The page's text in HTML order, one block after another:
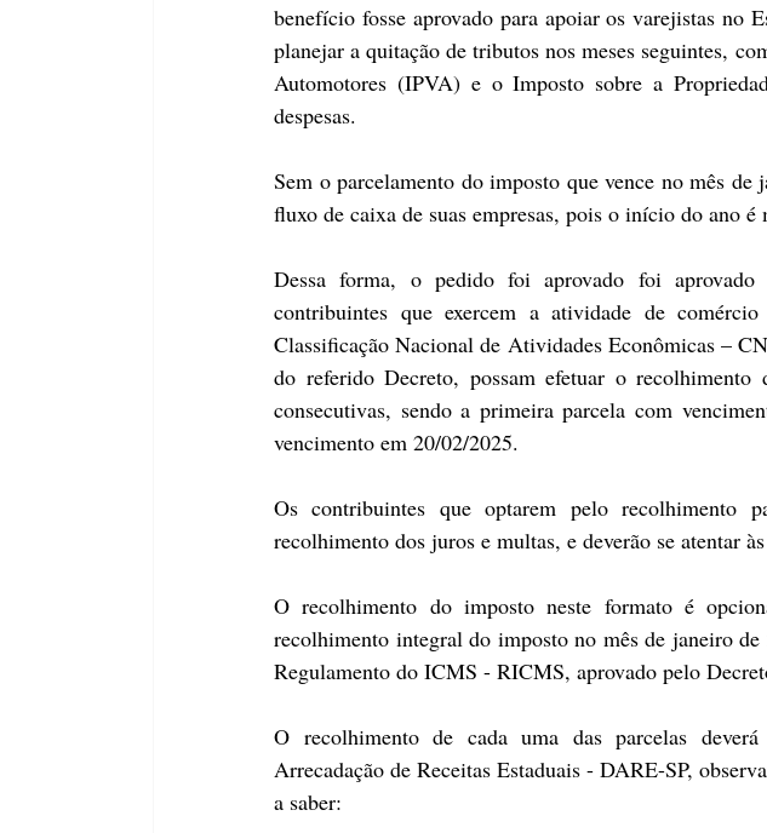
benefício fosse aprovado para apoiar os varejistas no
planejar a quitação de tributos nos meses seguintes,
Automotores (IPVA) e o Imposto sobre a
despesas.
Sem o parcelamento do imposto que vence no mês
fluxo de caixa de suas empresas, pois o início do ano é
Dessa forma, o pedido foi aprovado foi
contribuintes que exercem a atividade de
Classificação Nacional de Atividades Econômicas –
do referido Decreto, possam efetuar o
consecutivas, sendo a primeira parcela com
vencimento em 20/02/2025.
Os contribuintes que optarem pelo recolhimento
recolhimento dos juros e multas, e deverão se atentar
O recolhimento do imposto neste formato é
recolhimento integral do imposto no mês de janeiro
Regulamento do ICMS - RICMS, aprovado pelo
O recolhimento de cada uma das parcelas
Arrecadação de Receitas Estaduais - DARE-SP,
a saber: